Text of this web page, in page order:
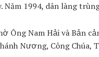
Năm 1994, dân làng
Ông Nam Hải và Bản
Nương, Công Chúa,